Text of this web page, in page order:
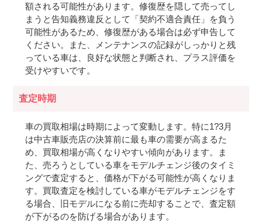
額される可能性があります。修復歴を隠して売ってし
まうと告知義務違反として「契約不適合責任」を負う
可能性があるため、修復歴がある場合は必ず申告して
ください。また、メンテナンスの記録がしっかりと残
っている車は、良好な状態と判断され、プラス評価を
受けやすいです。
査定時期
車の買取相場は時期によって変動します。特に1?3月
は中古車販売店の決算前に最も車の需要が高まるた
め、買取相場が高くなりやすい傾向があります。ま
た、売ろうとしている車をモデルチェンジ後のタイミ
ングで査定すると、価格が下がる可能性が高くなりま
す。買取査定を検討している車がモデルチェンジをす
る場合、旧モデルになる前に売却することで、査定額
が下がるのを防げる場合があります。